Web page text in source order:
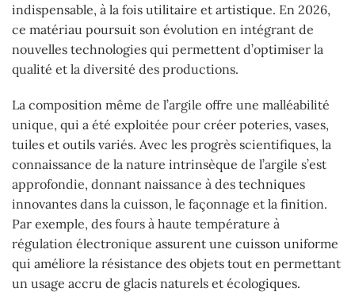
indispensable, à la fois utilitaire et artistique. En 2026,
ce matériau poursuit son évolution en intégrant de
nouvelles technologies qui permettent d’optimiser la
qualité et la diversité des productions.
La composition même de l’argile offre une malléabilité
unique, qui a été exploitée pour créer poteries, vases,
tuiles et outils variés. Avec les progrès scientifiques, la
connaissance de la nature intrinsèque de l’argile s’est
approfondie, donnant naissance à des techniques
innovantes dans la cuisson, le façonnage et la finition.
Par exemple, des fours à haute température à
régulation électronique assurent une cuisson uniforme
qui améliore la résistance des objets tout en permettant
un usage accru de glacis naturels et écologiques.